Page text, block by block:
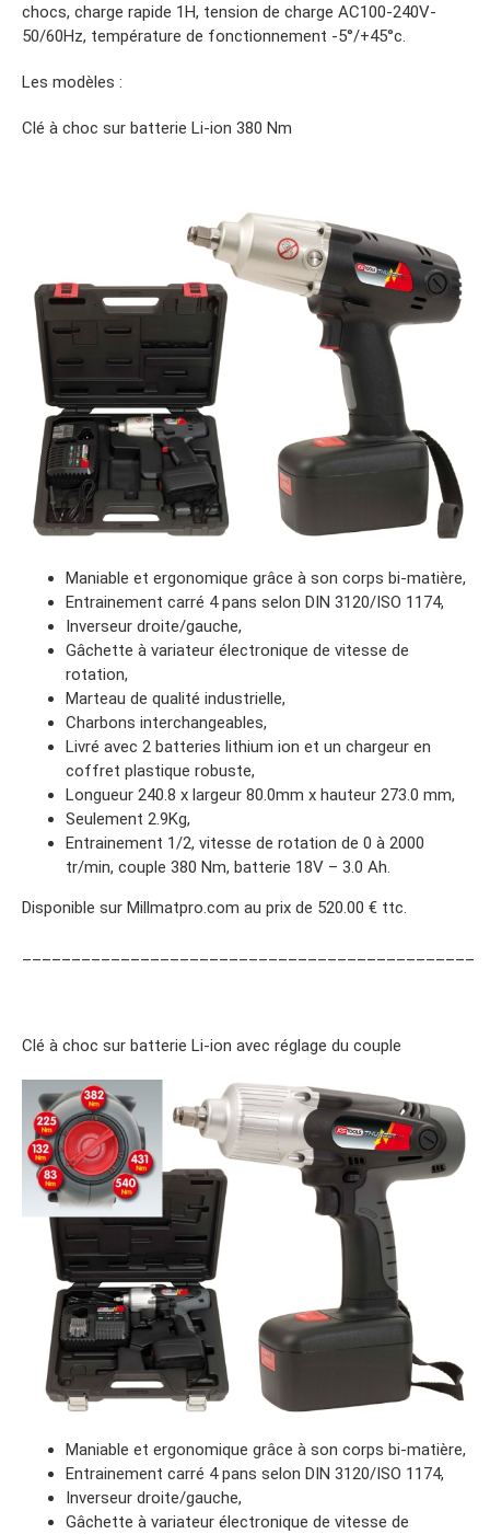
chocs, charge rapide 1H, tension de charge AC100-240V-
50/60Hz, température de fonctionnement -5°/+45°c.
Les modèles :
Clé à choc sur batterie Li-ion 380 Nm
Maniable et ergonomique grâce à son corps bi-matière,
Entrainement carré 4 pans selon DIN 3120/ISO 1174,
Inverseur droite/gauche,
Gâchette à variateur électronique de vitesse de
rotation,
Marteau de qualité industrielle,
Charbons interchangeables,
Livré avec 2 batteries lithium ion et un chargeur en
coffret plastique robuste,
Longueur 240.8 x largeur 80.0mm x hauteur 273.0 mm,
Seulement 2.9Kg,
Entrainement 1/2, vitesse de rotation de 0 à 2000
tr/min, couple 380 Nm, batterie 18V – 3.0 Ah.
Disponible sur Millmatpro.com au prix de 520.00 € ttc.
Clé à choc sur batterie Li-ion avec réglage du couple
Maniable et ergonomique grâce à son corps bi-matière,
Entrainement carré 4 pans selon DIN 3120/ISO 1174,
Inverseur droite/gauche,
Gâchette à variateur électronique de vitesse de